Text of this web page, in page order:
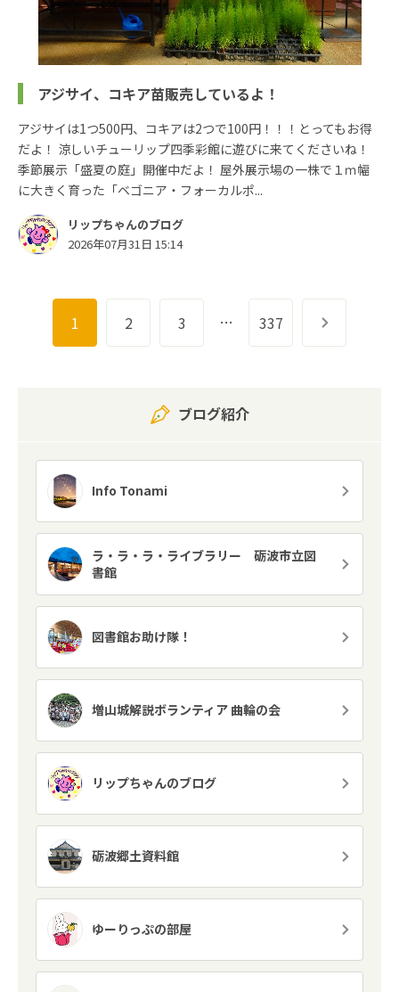
アジサイ、コキア苗販売しているよ！
アジサイは1つ500円、コキアは2つで100円！！！とってもお得
だよ！ 涼しいチューリップ四季彩館に遊びに来てくださいね！
季節展示「盛夏の庭」開催中だよ！ 屋外展示場の一株で１ｍ幅
に大きく育った「ベゴニア・フォーカルポ...
リップちゃんのブログ
2026年07月31日 15:14
1 2 3 … 337
ブログ紹介
Info Tonami
ラ・ラ・ラ・ライブラリー 砺波市立図
書館
図書館お助け隊！
増山城解説ボランティア 曲輪の会
リップちゃんのブログ
砺波郷土資料館
ゆーりっぷの部屋